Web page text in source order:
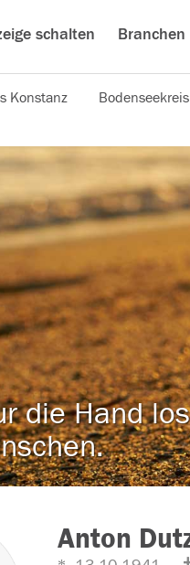
schalten Branchen
Konstanz Bodenseekreis
die Hand
Anton